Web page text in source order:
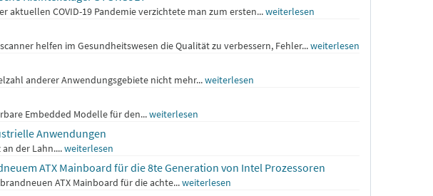
COVID-19 Pandemie verzichtete man zum ersten...weiterlesen
helfen im Gesundheitswesen die Qualität zu verbessern, Fehler...weiterlesen
anderer Anwendungsgebiete nicht mehr...weiterlesen
Embedded Modelle für den...weiterlesen
Anwendungen
der Lahn....weiterlesen
ATX Mainboard für die 8te Generation von Intel Prozessoren
ATX Mainboard für die achte...weiterlesen